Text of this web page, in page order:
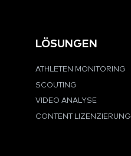
LÖSUNGEN
ATHLETEN MONITORING
SCOUTING
VIDEO ANALYSE
CONTENT LIZENZIERUNG